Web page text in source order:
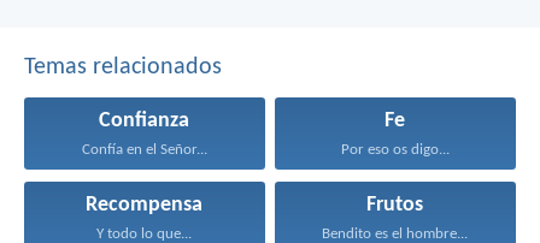
Temas relacionados
Confianza
Confía en el Señor...
Fe
Por eso os digo...
Recompensa
Y todo lo que...
Frutos
Bendito es el hombre...